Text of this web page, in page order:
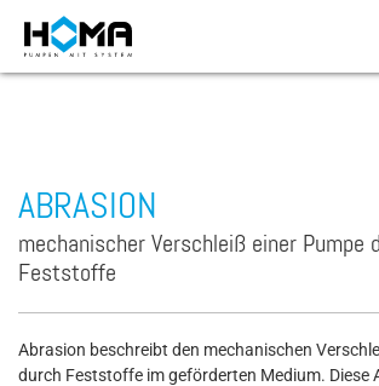
ABRASION
mechanischer Verschleiß einer Pumpe
Feststoffe
Abrasion beschreibt den mechanischen
durch Feststoffe im geförderten Medium. Diese